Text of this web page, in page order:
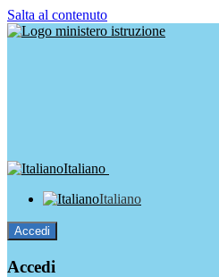
Salta al contenuto
Italiano
Italiano
Accedi
Accedi